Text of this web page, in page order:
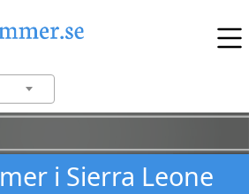
i Sierra Leone